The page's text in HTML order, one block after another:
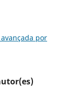
por